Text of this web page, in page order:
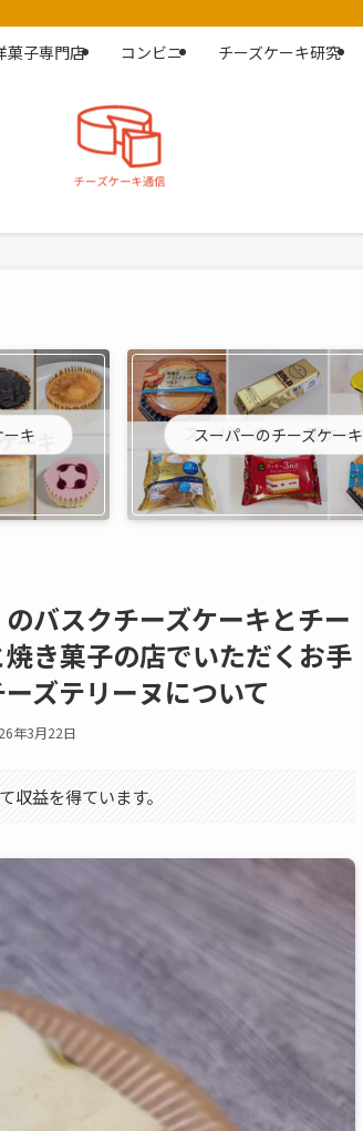
菓子専門店 コンビニ チーズケーキ研究
キ スーパーのチーズケーキ
バスクチーズケーキとチー
き菓子の店でいただくお手
ズテリーヌについて
年3月22日
益を得ています。